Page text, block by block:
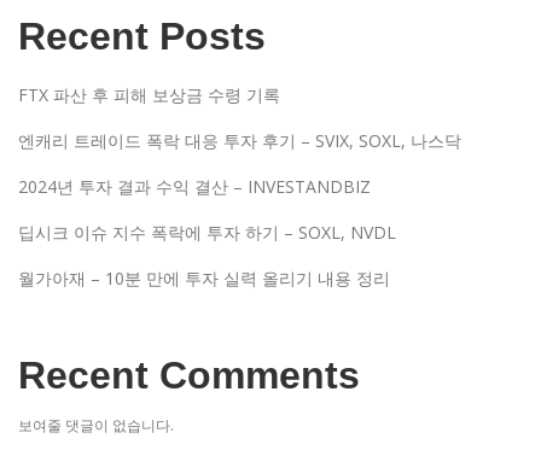
Recent Posts
FTX 파산 후 피해 보상금 수령 기록
엔캐리 트레이드 폭락 대응 투자 후기 – SVIX, SOXL, 나스닥
2024년 투자 결과 수익 결산 – INVESTANDBIZ
딥시크 이슈 지수 폭락에 투자 하기 – SOXL, NVDL
월가아재 – 10분 만에 투자 실력 올리기 내용 정리
Recent Comments
보여줄 댓글이 없습니다.